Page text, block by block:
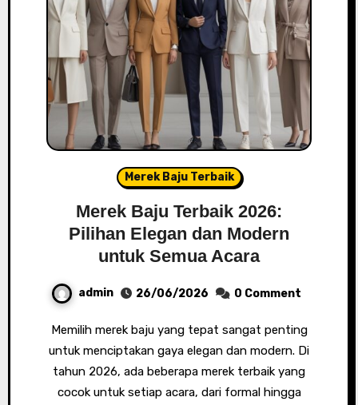
Merek Baju Terbaik
Merek Baju Terbaik 2026:
Pilihan Elegan dan Modern
untuk Semua Acara
admin 26/06/2026 0 Comment
Memilih merek baju yang tepat sangat penting
untuk menciptakan gaya elegan dan modern. Di
tahun 2026, ada beberapa merek terbaik yang
cocok untuk setiap acara, dari formal hingga